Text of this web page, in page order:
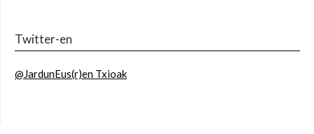
Twitter-en
@JardunEus(r)en Txioak